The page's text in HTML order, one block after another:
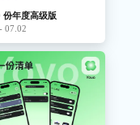
份年度高级版
07.02